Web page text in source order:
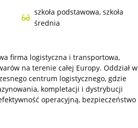
szkoła podstawowa, szkoła
średnia
firma logistyczna i transportowa,
na terenie całej Europy. Oddział w
centrum logistycznego, gdzie
kompletacji i dystrybucji
operacyjną, bezpieczeństwo